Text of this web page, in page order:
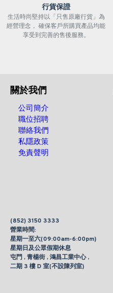
行貨保證
生活時尚堅持以「只售原廠行貨」為
經營理念， 確保客戶所購買產品均能
享受到完善的售後服務。
關於我們
公司簡介
職位招聘
聯絡我們
私隱政策
免責聲明
(852) 3150 3333
營業時間:
星期一至六(09:00am-6:00pm)
星期日及公眾假期休息
屯門 , 青楊街 , 鴻昌工業中心 ,
二期 3 樓 D 室(不設陳列室)